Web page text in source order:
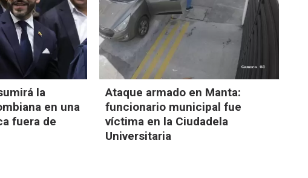
la
en una
fuera de
Ataque armado en Manta:
funcionario municipal fue
víctima en la Ciudadela
Universitaria